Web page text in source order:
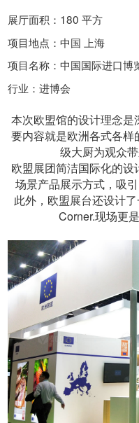
展厅面积：180 平方
项目地点：中国 上海
项目名称：中国国际进口博
行业：进博会
本次欧盟馆的设计理念
要内容就是欧洲各式各
级大厨为观众
欧盟展团简洁国际化的
场景产品展示方式，吸
此外，欧盟展台还设计
Corner.现场更